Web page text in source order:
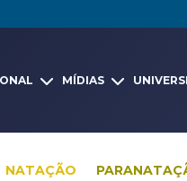
MÍDIAS
NATAÇÃO